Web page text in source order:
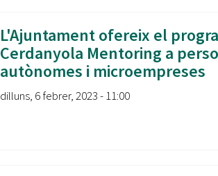
L'Ajuntament ofereix el
Cerdanyola Mentoring a
autònomes i microempreses
dilluns, 6 febrer, 2023 - 11:00